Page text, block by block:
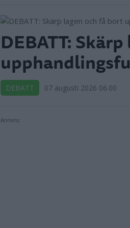
DEBATT:
DEBATT 07 augusti 2026 06.00
Annons: